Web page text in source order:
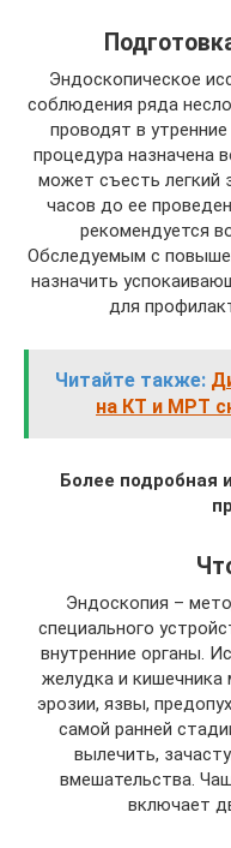
Эндоскопическое
соблюдения ряда
проводят в
процедура назначена
может съесть легкий
часов до ее
рекомендуется
Обследуемым с
назначить
для
Читайте также:
на КТ и МРТ
Более подробная
Эндоскопия –
специального
внутренние органы.
желудка и кишечника
эрозии, язвы,
самой ранней
вылечить,
вмешательства.
включает